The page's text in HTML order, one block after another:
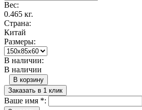
Вес:
0.465 кг.
Страна:
Китай
Размеры:
В наличии:
В наличии
В корзину
Заказать в 1 клик
Ваше имя *: